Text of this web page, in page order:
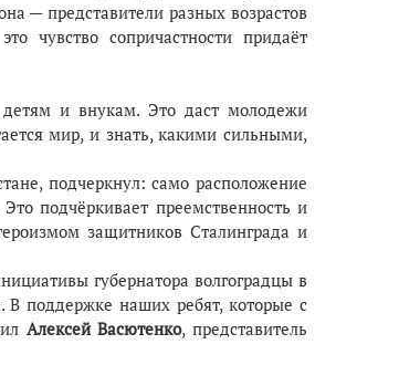
— представители разных возрастов
сопричастности придаёт
и внукам. Это даст молодежи
мир, и знать, какими сильными,
подчеркнул: само расположение
подчёркивает преемственность и
защитников Сталинграда и
губернатора волгоградцы в
В поддержке наших ребят, которые с
Алексей Васютенко, представитель